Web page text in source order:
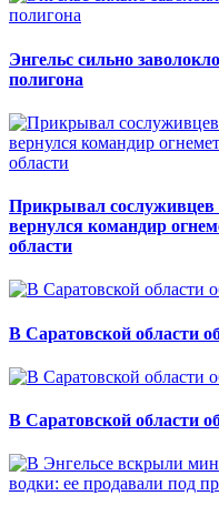
Энгельс сильно
полигона
Прикрывал
вернулся командир
области
В Саратовской области
В Саратовской области